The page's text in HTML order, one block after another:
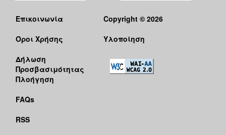
Επικοινωνία
Όροι Χρήσης
Δήλωση
Προσβασιμότητας
Πλοήγηση
FAQs
RSS
Copyright © 2026
Υλοποίηση